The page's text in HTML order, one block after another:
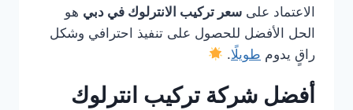
الاعتماد على سعر تركيب الانترلوك في دبي هو
الحل الأفضل للحصول على تنفيذ احترافي وشكل
راقٍ يدوم طويلًا.
أفضل شركة تركيب انترلوك